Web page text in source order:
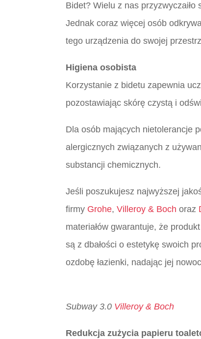
Bidet? Wielu z nas
Jednak coraz więcej osób
tego urządzenia do swojej
Higiena osobista
Korzystanie z bidetu zapewnia
pozostawiając skórę czystą i
Dla osób mających nietolerancje
alergicznych związanych z
substancji chemicznych.
Jeśli poszukujesz najwyższej
firmy Grohe,Villeroy & Boch oraz
materiałów gwarantuje, że
są z dbałości o estetykę swoich
ozdobę łazienki, nadając jej
Subway 3.0 Villeroy & Boch
Redukcja zużycia papieru